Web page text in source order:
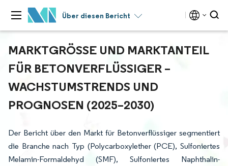
Über diesen Bericht
MARKTGRÖSSE UND MARKTANTEIL F
ÜR BETONVERFLÜSSIGER – W
ACHSTUMSTRENDS UND P
ROGNOSEN (2025–2030)
Der Bericht über den Markt für Betonverflüssiger segmentiert
die Branche nach Typ (Polycarboxylether (PCE), Sulfoniertes
Melamin-Formaldehyd (SMF), Sulfoniertes Naphthalin-